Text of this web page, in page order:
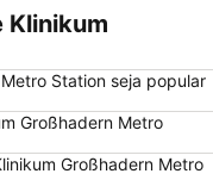
Klinikum
Station seja popular
Großhadern Metro
Großhadern Metro